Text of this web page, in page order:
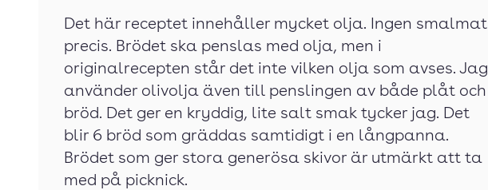
Det här receptet innehåller mycket olja. Ingen smalmat
precis. Brödet ska penslas med olja, men i
originalrecepten står det inte vilken olja som avses. Jag
använder olivolja även till penslingen av både plåt och
bröd. Det ger en kryddig, lite salt smak tycker jag. Det
blir 6 bröd som gräddas samtidigt i en långpanna.
Brödet som ger stora generösa skivor är utmärkt att ta
med på picknick.